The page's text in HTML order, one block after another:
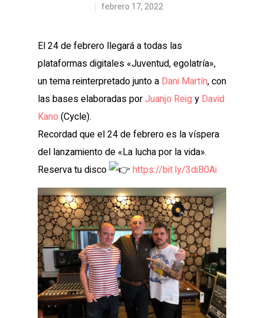
febrero 17, 2022
El 24 de febrero llegará a todas las
plataformas digitales «Juventud, egolatría»,
un tema reinterpretado junto a Dani Martín, con
las bases elaboradas porJuanjo Reig y David
Kano (Cycle).
Recordad que el 24 de febrero es la víspera
del lanzamiento de «La lucha por la vida».
Reserva tu disco
https://bit.ly/3diB0Ai